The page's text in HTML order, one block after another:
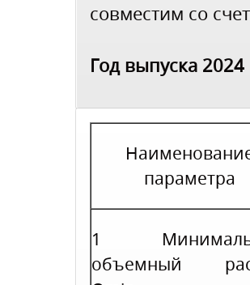
совместим со
Год выпуска 2024
параметра
1
объемный